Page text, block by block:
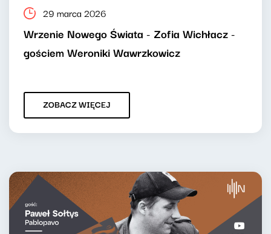
29 marca 2026
Wrzenie Nowego Świata - Zofia Wichłacz -
gościem Weroniki Wawrzkowicz
ZOBACZ WIĘCEJ